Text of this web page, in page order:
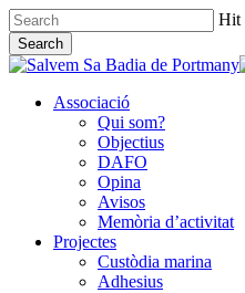
Skip
to
main
content
Hit
Search
Close
Associació
Qui som?
Objectius
DAFO
Opina
Avisos
Memòria d’activitat
Projectes
Custòdia marina
Adhesius